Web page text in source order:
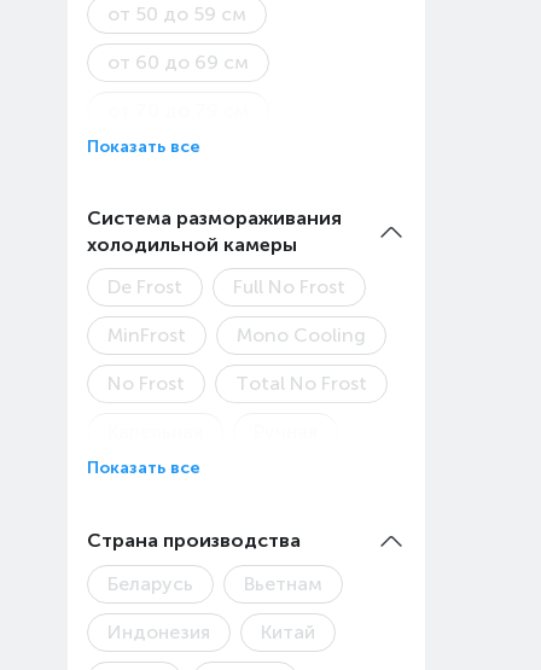
от 50 до 59 см
от 60 до 69 см
от 80 см
Показать все
Система размораживания
холодильной камеры
De Frost
Full No Frost
MinFrost Mono Cooling
No Frost Total No Frost
Показать все
Страна производства
Беларусь
Вьетнам
Индонезия Китай